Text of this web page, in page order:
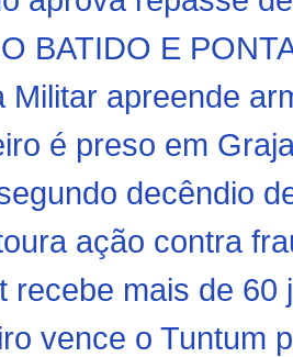
BATIDO E
Militar apreende
é preso em
decêndio
ação contra
recebe mais de
vence o Tuntum